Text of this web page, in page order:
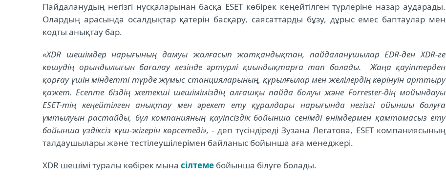
Пайдаланудың негізгі нұсқаларынан басқа ESET көбірек кеңейтілген түрлеріне назар аударады.
Олардың арасында осалдықтар қатерін басқару, саясаттарды бұзу, дұрыс емес баптаулар мен
кодты анықтау бар.
«XDR шешімдер нарығының дамуы жалғасып жатқандықтан, пайдаланушылар EDR-ден XDR-ге
көшудің орындылығын бағалау кезінде әртүрлі қиындықтарға тап болады. Жаңа қауіптерден
қорғау үшін міндетті түрде жұмыс станцияларының, құрылғылар мен желілердің көрінуін арттыру
қажет. Есепте біздің жетекші шешіміміздің алғашқы пайда болуы және Forrester-дің мойындауы
ESET-тің кеңейтілген анықтау мен әрекет ету құралдары нарығында негізгі ойыншы болуға
ұмтылуын растайды, бұл компанияның қауіпсіздік бойынша сенімді өнімдермен қамтамасыз ету
бойынша үздіксіз күш-жігерін көрсетеді», - деп түсіндіреді Зузана Легатова, ESET компаниясының
талдаушылары және тестілеушілерімен байланыс бойынша аға менеджері.
XDR шешімі туралы көбірек мына сілтеме бойынша білуге болады.